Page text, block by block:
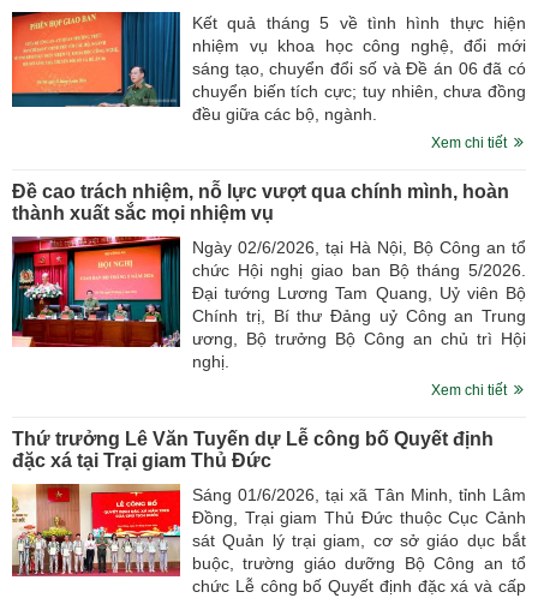
Kết quả tháng 5 về tình hình thực hiện
nhiệm vụ khoa học công nghệ, đổi mới
sáng tạo, chuyển đổi số và Đề án 06 đã có
chuyển biến tích cực; tuy nhiên, chưa đồng
đều giữa các bộ, ngành.
Xem chi tiết
Đề cao trách nhiệm, nỗ lực vượt qua chính mình, hoàn
thành xuất sắc mọi nhiệm vụ
Ngày 02/6/2026, tại Hà Nội, Bộ Công an tổ
chức Hội nghị giao ban Bộ tháng 5/2026.
Đại tướng Lương Tam Quang, Uỷ viên Bộ
Chính trị, Bí thư Đảng uỷ Công an Trung
ương, Bộ trưởng Bộ Công an chủ trì Hội
nghị.
Xem chi tiết
Thứ trưởng Lê Văn Tuyến dự Lễ công bố Quyết định
đặc xá tại Trại giam Thủ Đức
Sáng 01/6/2026, tại xã Tân Minh, tỉnh Lâm
Đồng, Trại giam Thủ Đức thuộc Cục Cảnh
sát Quản lý trại giam, cơ sở giáo dục bắt
buộc, trường giáo dưỡng Bộ Công an tổ
chức Lễ công bố Quyết định đặc xá và cấp